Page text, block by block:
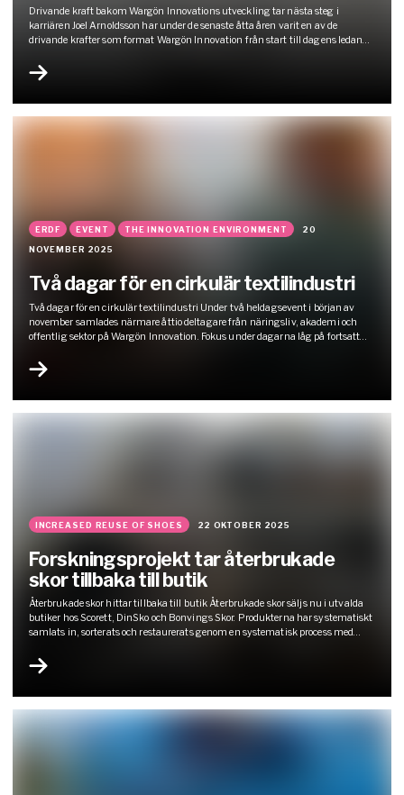
Drivande kraft bakom Wargön Innovations utveckling​ tar nästa steg i
karriären Joel Arnoldsson har under de senaste åtta åren varit en av de
drivande krafter som format Wargön Innovation från start till dagens ledande
materialinnovation. Idag lämnar han sin roll som innovationsledare. Joels resa
började då han…
ERDF EVENT THE INNOVATION ENVIRONMENT
20
NOVEMBER 2025
Två dagar för en cirkulär textilindustri
Två dagar för en cirkulär textilindustri Under två heldagsevent i början av
november samlades närmare åttio deltagare från näringsliv, akademi och
offentlig sektor på Wargön Innovation. Fokus under dagarna låg på fortsatt
affärsmodeller. Wargön Innovation fylldes av energi och samverkan när
representanter från olika…
INCREASED REUSE OF SHOES 22 OKTOBER 2025
Forskningsprojekt tar återbrukade
skor tillbaka till butik
Återbrukade skor hittar tillbaka till butik Återbrukade skor säljs nu i utvalda
butiker hos Scorett, DinSko och Bonvings Skor. Produkterna har systematiskt
samlats in, sorterats och restaurerats genom en systematisk process med
återbruk av skor” , där branschaktörer prövar nya cirkulära affärsmodeller för
att…